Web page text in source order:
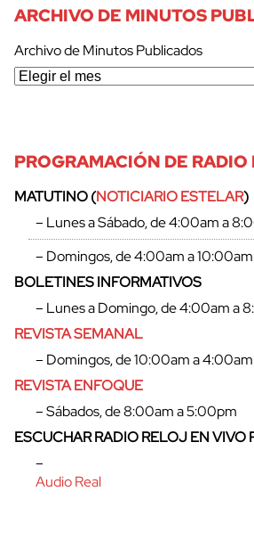
cerrar
ARCHIVO DE MINUTOS
Archivo de Minutos Publicados
PROGRAMACIÓN DE RADIO
MATUTINO (NOTICIARIO ESTELAR)
– Lunes a Sábado, de 4:00am a
– Domingos, de 4:00am a 10:00am
BOLETINES INFORMATIVOS
– Lunes a Domingo, de 4:00am a
REVISTA SEMANAL
– Domingos, de 10:00am a 4:00am
REVISTA ENFOQUE
– Sábados, de 8:00am a 5:00pm
ESCUCHAR RADIO RELOJ EN VIVO
–
Audio Real